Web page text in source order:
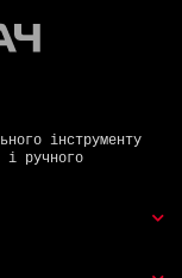
інструменту
і ручного